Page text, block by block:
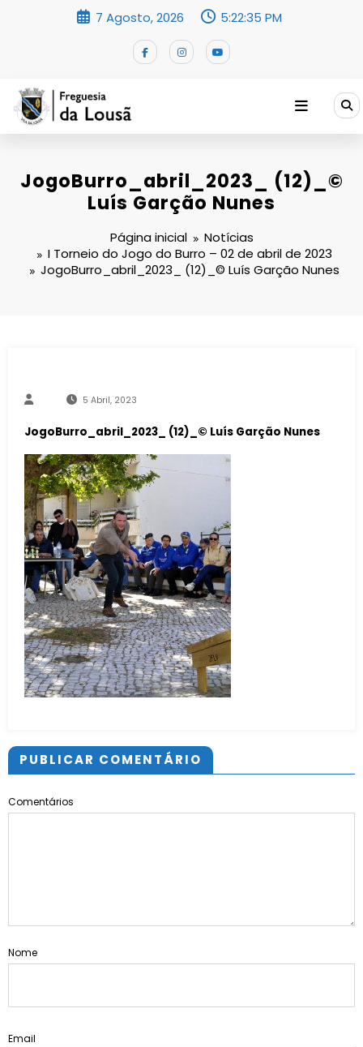
7 Agosto, 2026 5:22:36 PM
JogoBurro_abril_2023_ (12)_©
Luís Garção Nunes
Página inicial
Notícias
I Torneio do Jogo do Burro – 02 de abril de 2023
JogoBurro_abril_2023_ (12)_© Luís Garção Nunes
5 Abril, 2023
JogoBurro_abril_2023_ (12)_© Luís Garção Nunes
PUBLICAR COMENTÁRIO
Comentários
Nome
Email